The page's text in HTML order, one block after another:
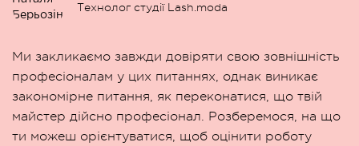
Технолог студії Lash.moda
Ми закликаємо завжди довіряти свою зовнішність
професіоналам у цих питаннях, однак виникає
закономірне питання, як переконатися, що твій
майстер дійсно професіонал. Розберемося, на що
ти можеш орієнтуватися, щоб оцінити роботу